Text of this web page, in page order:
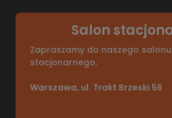
Salon
Zapraszamy do naszego salonu
stacjonarnego.
Warszawa, ul. Trakt Brzeski 56